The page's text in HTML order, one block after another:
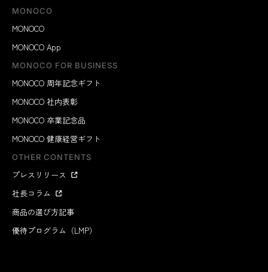
MONOCO
MONOCO
MONOCO App
MONOCO FOR BUSINESS
MONOCO 周年記念ギフト
MONOCO 社内表彰
MONOCO 卒業記念品
MONOCO 健康経営ギフト
OTHER CONTENTS
プレスリリース
社長コラム
商品の選び方記事
優待プログラム（LMP）